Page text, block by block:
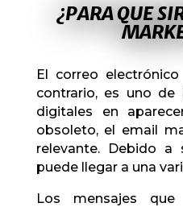
¿PARA QUE
El correo
contrario, es uno
digitales en
obsoleto, el email
relevante. Debido a
puede llegar a una
Los mensajes